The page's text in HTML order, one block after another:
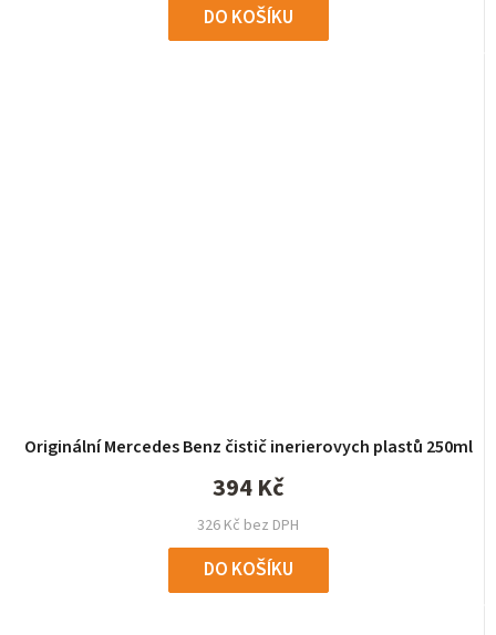
DO KOŠÍKU
Originální Mercedes Benz čistič inerierovych plastů 250ml
326 Kč bez DPH
394 Kč
DO KOŠÍKU